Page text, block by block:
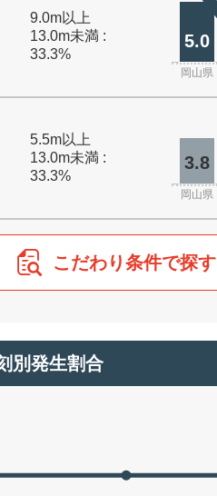
9.0m以上
13.0m未満 :
33.3%
5.0
岡山県
5.5m以上
13.0m未満 :
33.3%
3.8
岡山県
こだわり条件で探す
別発生割合